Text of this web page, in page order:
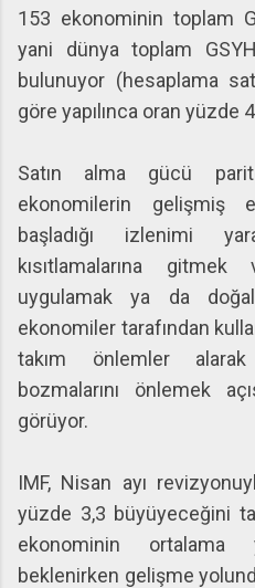
153 ekonominin toplam
yani dünya toplam
bulunuyor (hesaplama
göre yapılınca oran yüzde
Satın alma gücü
ekonomilerin gelişmiş
başladığı izlenimi
kısıtlamalarına
uygulamak ya da doğal
ekonomiler tarafından
takım önlemler
bozmalarını önlemek
görüyor.
IMF, Nisan ayı
yüzde 3,3 büyüyeceğini
ekonominin
beklenirken gelişme